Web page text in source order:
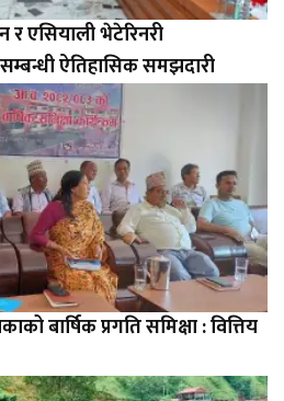
एसियाली भेटेरिनरी
ऐतिहासिक समझदारी
बार्षिक प्रगति समिक्षा : वित्तिय